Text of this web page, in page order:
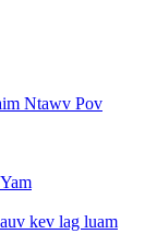
Ntawv Pov
kev lag luam